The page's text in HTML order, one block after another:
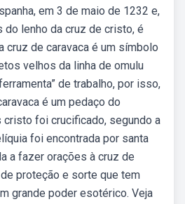
em 3 de maio de 1232 e,
lenho da cruz de cristo, é
cruz de caravaca é um símbolo
velhos da linha de omulu
de trabalho, por isso,
é um pedaço do
cristo foi crucificado, segundo a
foi encontrada por santa
a fazer orações à cruz de
proteção e sorte que tem
grande poder esotérico. Veja